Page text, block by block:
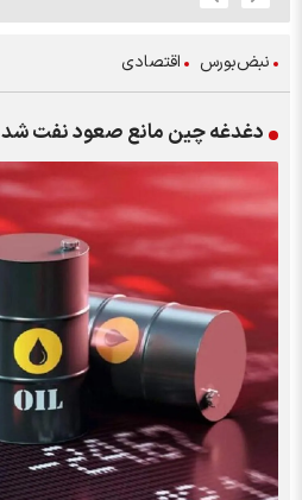
نبض‌بورس اقتصادی
دغدغه چین مانع صعود نفت شد